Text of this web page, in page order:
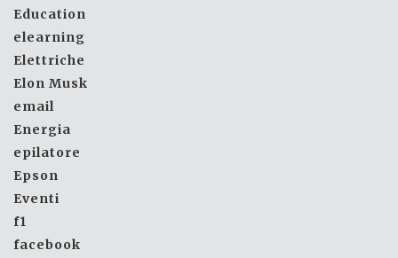
Education
elearning
Elettriche
Elon Musk
email
Energia
epilatore
Epson
Eventi
f1
facebook